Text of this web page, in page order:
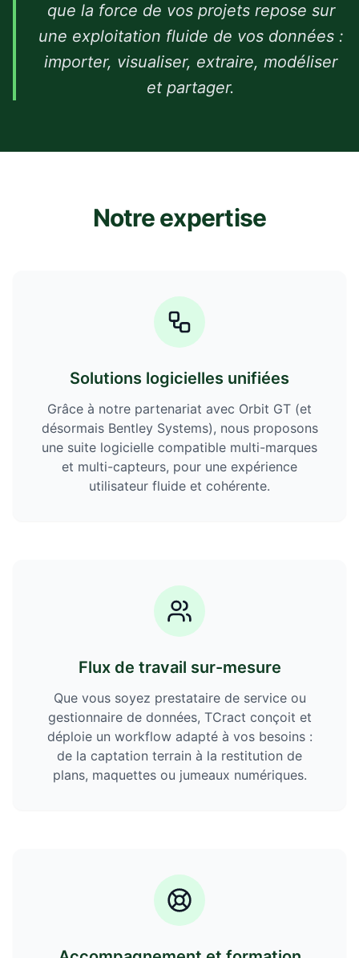
que la force de vos projets repose sur
une exploitation fluide de vos données :
importer, visualiser, extraire, modéliser
et partager.
Notre expertise
Solutions logicielles unifiées
Grâce à notre partenariat avec Orbit GT (et
désormais Bentley Systems), nous proposons
une suite logicielle compatible multi-marques
et multi-capteurs, pour une expérience
utilisateur fluide et cohérente.
Flux de travail sur-mesure
Que vous soyez prestataire de service ou
gestionnaire de données, TCract conçoit et
déploie un workflow adapté à vos besoins :
de la captation terrain à la restitution de
plans, maquettes ou jumeaux numériques.